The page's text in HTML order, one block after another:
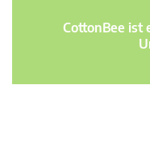
CottonBee ist